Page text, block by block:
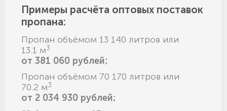
Примеры расчёта оптовых поставок
пропана:
Пропан объёмом 13 140 литров или
13.1 м3
от 381 060 рублей;
Пропан объёмом 70 170 литров или
70.2 м3
от 2 034 930 рублей;